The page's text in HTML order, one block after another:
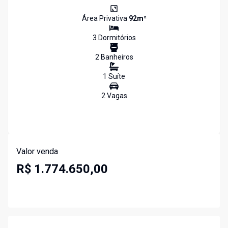
Área Privativa 92m²
3 Dormitórios
2Banheiros
1 Suíte
2Vagas
Valor venda
R$ 1.774.650,00